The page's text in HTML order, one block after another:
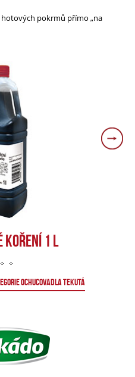
hotových pokrmů přímo „na
KOŘENÍ 1 L
OCHUCOVADLA TEKUTÁ